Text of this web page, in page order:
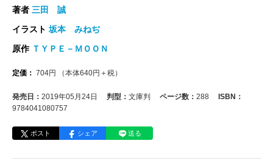
著者 三田 誠
イラスト坂本 みねぢ
原作 ＴＹＰＥ－ＭＯＯＮ
定価： 704円 （本体640円＋税）
発売日： 2019年05月24日 判型： 文庫判 ページ数： 288
ISBN：
9784041080757
ポスト シェア 送る